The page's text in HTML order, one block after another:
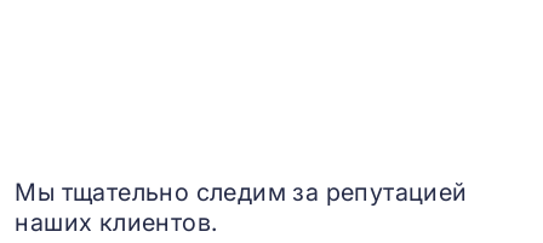
Мы тщательно следим за репутацией
наших клиентов.